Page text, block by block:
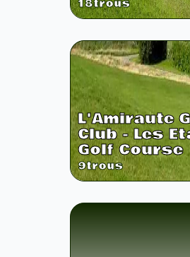
18trous
L'Amiraute
Club - Les
Golf Course
9trous